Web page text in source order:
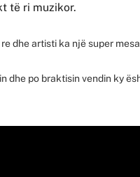
të ri muzikor.
dhe artisti ka një super
dhe po braktisin vendin ky